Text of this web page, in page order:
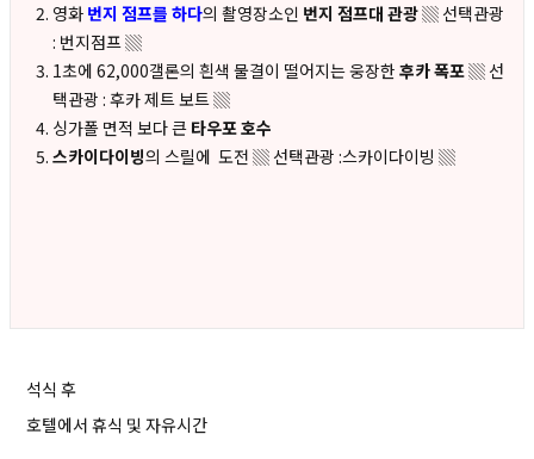
영화 번지 점프를 하다의 촬영장소인 번지 점프대 관광▒ 선택관광
: 번지점프 ▒
1초에 62,000갤론의 흰색 물결이 떨어지는 웅장한 후카 폭포▒ 선
택관광 : 후카 제트 보트 ▒
싱가폴 면적 보다 큰 타우포 호수
스카이다이빙의 스릴에 도전 ▒ 선택관광 :스카이다이빙 ▒
석식 후
호텔에서 휴식 및 자유시간